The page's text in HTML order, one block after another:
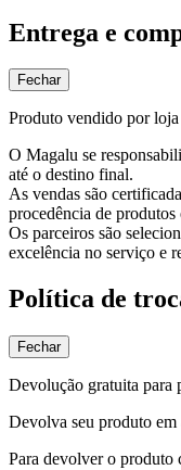
Entrega e
Fechar
Produto vendido por
O Magalu se
até o destino final.
As vendas são
procedência de produtos
Os parceiros são
excelência no serviço e
Política de
Fechar
Devolução gratuita para
Devolva seu produto em
Para devolver o produto